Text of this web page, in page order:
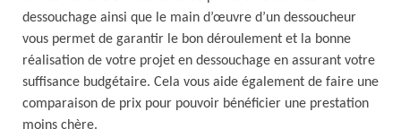
dessouchage ainsi que le main d’œuvre d’un dessoucheur
vous permet de garantir le bon déroulement et la bonne
réalisation de votre projet en dessouchage en assurant votre
suffisance budgétaire. Cela vous aide également de faire une
comparaison de prix pour pouvoir bénéficier une prestation
moins chère.